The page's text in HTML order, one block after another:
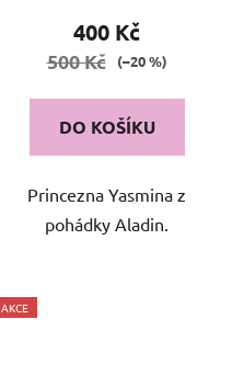
400 Kč
500 Kč (–20 %)
DO KOŠÍKU
Princezna Yasmina z
pohádky Aladin.
AKCE